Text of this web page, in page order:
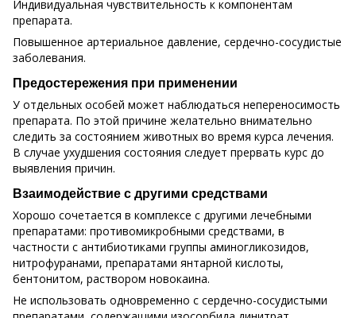
Индивидуальная чувствительность к компонентам
препарата.
Повышенное артериальное давление, сердечно-сосудистые
заболевания.
Предостережения при применении
У отдельных особей может наблюдаться непереносимость
препарата. По этой причине желательно внимательно
следить за состоянием животных во время курса лечения.
В случае ухудшения состояния следует прервать курс до
выявления причин.
Взаимодействие с другими средствами
Хорошо сочетается в комплексе с другими лечебными
препаратами: противомикробными средствами, в
частности с антибиотиками группы аминогликозидов,
нитрофуранами, препаратами янтарной кислоты,
бентонитом, раствором новокаина.
Не использовать одновременно с сердечно-сосудистыми